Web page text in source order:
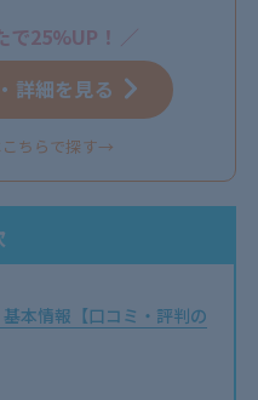
で25%UP！
詳細を見る
こちらで探す→
本情報【口コミ・評判の